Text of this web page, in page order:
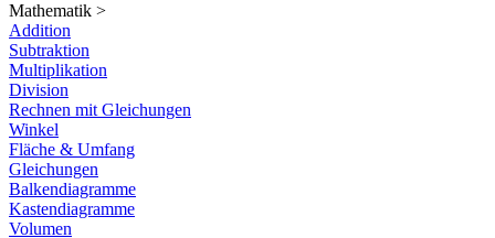
Mathematik >
Addition
Subtraktion
Multiplikation
Division
Rechnen mit Gleichungen
Winkel
Fläche & Umfang
Gleichungen
Balkendiagramme
Kastendiagramme
Volumen